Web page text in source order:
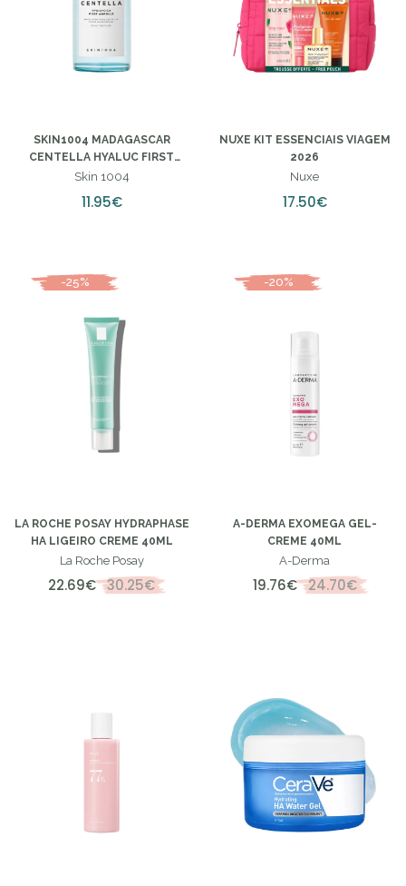
SKIN1004 MADAGASCAR
CENTELLA HYALUC FIRST
AMPOULE 50ML
Skin 1004
11.95€
NUXE KIT ESSENCIAIS VIAGEM
2026
Nuxe
17.50€
-25%
LA ROCHE POSAY HYDRAPHASE
HA LIGEIRO CREME 40ML
La Roche Posay
22.69€ 30.25€
-20%
A-DERMA EXOMEGA GEL-
CREME 40ML
A-Derma
19.76€ 24.70€